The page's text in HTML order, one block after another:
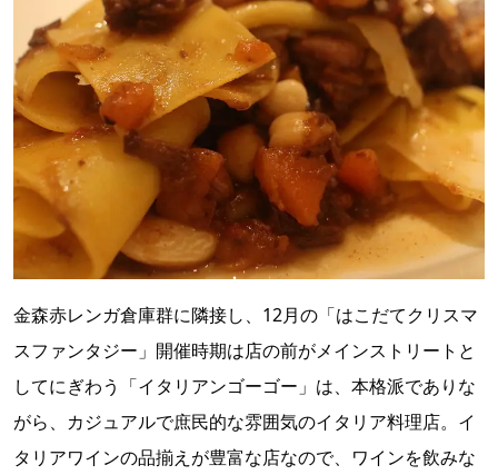
金森赤レンガ倉庫群に隣接し、12月の「はこだてクリスマ
スファンタジー」開催時期は店の前がメインストリートと
してにぎわう「イタリアンゴーゴー」は、本格派でありな
がら、カジュアルで庶民的な雰囲気のイタリア料理店。イ
タリアワインの品揃えが豊富な店なので、ワインを飲みな